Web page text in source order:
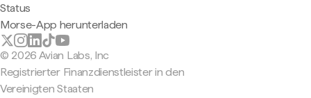
Status
Morse-App herunterladen
© 2026 Avian Labs, Inc
Registrierter Finanzdienstleister in den
Vereinigten Staaten